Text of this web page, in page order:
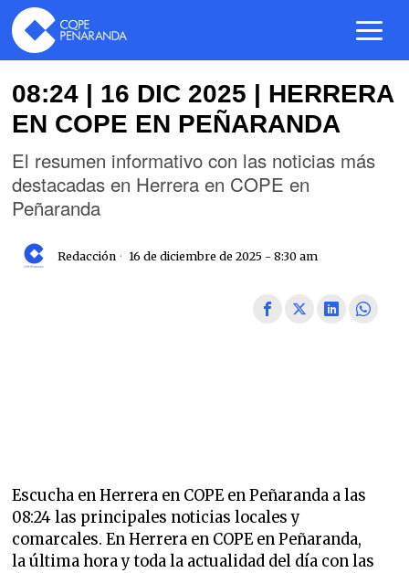
08:24 | 16 DIC 2025 | HERRERA
EN COPE EN PEÑARANDA
El resumen informativo con las noticias más
destacadas en Herrera en COPE en
Peñaranda
Redacción 16 de diciembre de 2025 - 8:30 am
Escucha en Herrera en COPE en Peñaranda a las
08:24 las principales noticias locales y
comarcales. En Herrera en COPE en Peñaranda,
la última hora y toda la actualidad del día con las